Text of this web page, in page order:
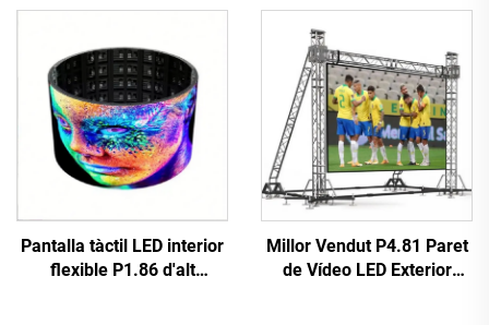
LED Mur de Vídeo Cartell
per a Cotxes
paret de vídeo LED P10
d'alt rendiment, pantalla
gegant
Pantalla tàctil LED interior
flexible P1.86 d'alt
Millor Vendut P4.81 Paret
de Vídeo LED Exterior